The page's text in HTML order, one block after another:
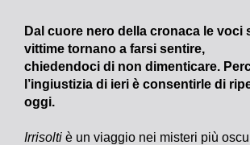
Dal cuore nero della cronaca le voci
vittime tornano a farsi sentire,
chiedendoci di non dimenticare.
l’ingiustizia di ieri è consentirle di
oggi.
Irrisolti è un viaggio nei misteri più